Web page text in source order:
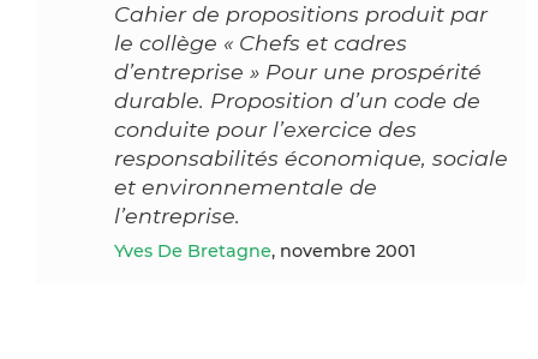
Cahier de propositions produit par
le collège « Chefs et cadres
d’entreprise » Pour une prospérité
durable. Proposition d’un code de
conduite pour l’exercice des
responsabilités économique, sociale
et environnementale de
l’entreprise.
Yves De Bretagne, novembre 2001